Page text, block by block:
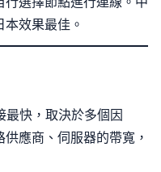
效果最佳。
最快，取決於多個因
應商、伺服器的帶寬，